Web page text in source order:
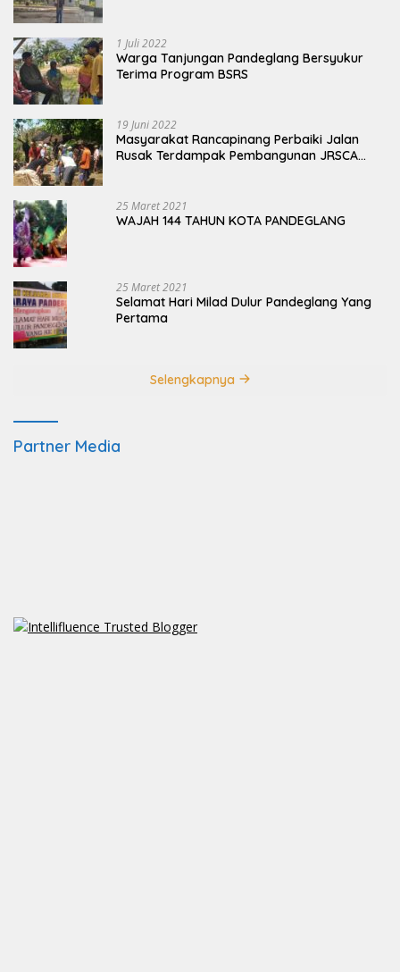
1 Juli 2022
Warga Tanjungan Pandeglang Bersyukur
Terima Program BSRS
19 Juni 2022
Masyarakat Rancapinang Perbaiki Jalan
Rusak Terdampak Pembangunan JRSCA
25 Maret 2021
WAJAH 144 TAHUN KOTA PANDEGLANG
25 Maret 2021
Selamat Hari Milad Dulur Pandeglang Yang
Pertama
Selengkapnya
Partner Media